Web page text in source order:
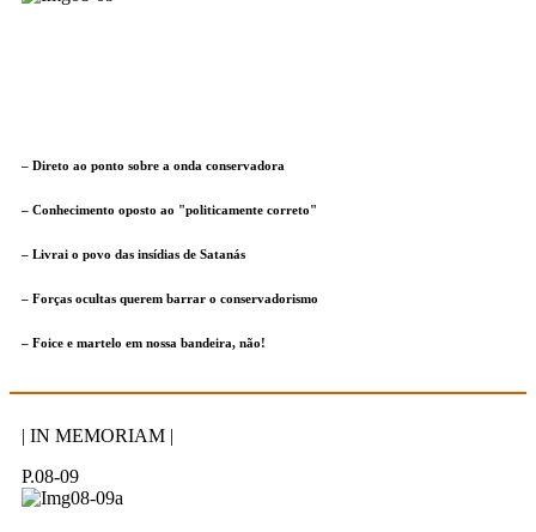
– Direto ao ponto sobre a onda conservadora
– Conhecimento oposto ao "politicamente correto"
– Livrai o povo das insídias de Satanás
– Forças ocultas querem barrar o conservadorismo
– Foice e martelo em nossa bandeira, não!
| IN MEMORIAM |
P.08-09